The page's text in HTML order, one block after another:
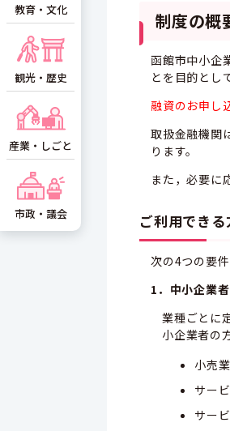
制度の概
函館市中小企
とを目的とし
融資のお申し
取扱金融機関
ります。
また，必要に
ご利用できる
次の4つの要
1．中小企業
業種ごとに
小企業者の
小売
サー
サー
教育・文化
観光・歴史
産業・しごと
市政・議会